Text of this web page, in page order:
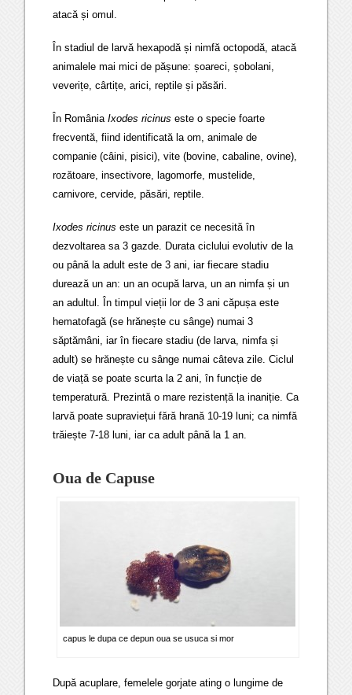
atacă și omul.
În stadiul de larvă hexapodă și nimfă octopodă, atacă
animalele mai mici de pășune: șoareci, șobolani,
veverițe, cârtițe, arici, reptile și păsări.
În RomâniaIxodes ricinus este o specie foarte
frecventă, fiind identificată la om, animale de
companie (câini, pisici), vite (bovine, cabaline, ovine),
rozătoare, insectivore, lagomorfe, mustelide,
carnivore, cervide, păsări, reptile.
Ixodes ricinus este un parazit ce necesită în
dezvoltarea sa 3 gazde. Durata ciclului evolutiv de la
ou până la adult este de 3 ani, iar fiecare stadiu
durează un an: un an ocupă larva, un an nimfa și un
an adultul. În timpul vieții lor de 3 ani căpușa este
hematofagă (se hrănește cu sânge) numai 3
săptămâni, iar în fiecare stadiu (de larva, nimfa și
adult) se hrănește cu sânge numai câteva zile. Ciclul
de viață se poate scurta la 2 ani, în funcție de
temperatură. Prezintă o mare rezistență la inaniție. Ca
larvă poate supraviețui fără hrană 10-19 luni; ca nimfă
trăiește 7-18 luni, iar ca adult până la 1 an.
Oua de Capuse
capus le dupa ce depun oua se usuca si mor
După acuplare, femelele gorjate ating o lungime de